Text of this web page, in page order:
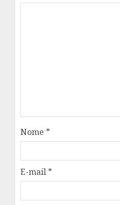
Nome *
E-mail *